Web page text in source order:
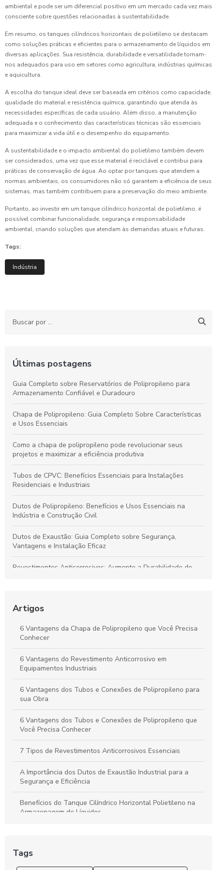
ambiental e pode ser um diferencial positivo em um mercado cada vez mais
consciente sobre questões relacionadas à sustentabilidade.
Em resumo, os tanques cilíndricos horizontais de polietileno se destacam
como soluções práticas e eficientes para o armazenamento de líquidos em
diversas aplicações. Sua resistência, durabilidade e versatilidade tornam-
nos adequados para uso em setores como agricultura, indústrias químicas
e aquicultura.
A escolha do tanque ideal deve ser baseada em critérios como capacidade,
qualidade do material e resistência química, garantindo que atenda às
necessidades específicas de cada usuário. Além disso, a manutenção
adequada e o conhecimento das características técnicas são essenciais
para maximizar a vida útil e o desempenho do equipamento.
A sustentabilidade e o impacto ambiental do polietileno também devem
ser considerados, uma vez que esse material é reciclável e contribui para
práticas de conservação de água. Ao optar por tanques que atendem a
normas ambientais, os consumidores não só garantem a eficiência de seus
sistemas, mas também contribuem para a preservação do meio ambiente.
Portanto, ao investir em um tanque cilíndrico horizontal de polietileno, é
possível combinar funcionalidade, segurança e responsabilidade
ambiental, criando soluções que atendam às demandas atuais e futuras.
Tags:
Indústria
Últimas postagens
Guia Completo sobre Reservatórios de Polipropileno para
Armazenamento Confiável e Duradouro
Chapa de Polipropileno: Guia Completo Sobre Características
e Usos Essenciais
Como a chapa de polipropileno pode revolucionar seus
projetos e maximizar a eficiência produtiva
Tubos de CPVC: Benefícios Essenciais para Instalações
Residenciais e Industriais
Dutos de Polipropileno: Benefícios e Usos Essenciais na
Indústria e Construção Civil
Dutos de Exaustão: Guia Completo sobre Segurança,
Vantagens e Instalação Eficaz
Revestimentos Anticorrosivos: Aumente a Durabilidade de
Fluidos e Relevância Industrial
Dutos de Polipropileno: Principais Benefícios e Aplicações
Indispensáveis
Duto de Polipropileno: Benefícios para Projetos Sustentáveis
e de Alto Desempenho
Artigos
6 Vantagens da Chapa de Polipropileno que Você Precisa
Conhecer
6 Vantagens do Revestimento Anticorrosivo em
Equipamentos Industriais
6 Vantagens dos Tubos e Conexões de Polipropileno para
sua Obra
6 Vantagens dos Tubos e Conexões de Polipropileno que
Você Precisa Conhecer
7 Tipos de Revestimentos Anticorrosivos Essenciais
A Importância dos Dutos de Exaustão Industrial para a
Segurança e Eficiência
Benefícios do Tanque Cilíndrico Horizontal Polietileno na
Armazenagem de Líquidos
Chapa de polipropileno é a solução ideal para suas
Tags